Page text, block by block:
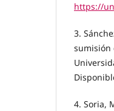
https://
3.
sumisión
4. Soria,